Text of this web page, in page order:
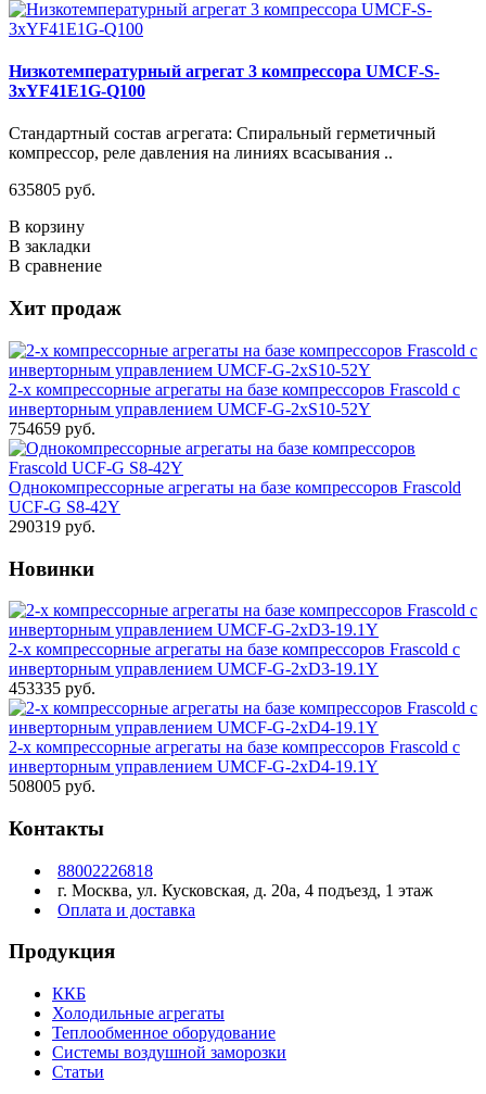
Низкотемпературный агрегат 3 компрессора UMCF-S-
3хYF41E1G-Q100
Стандартный состав агрегата: Спиральный герметичный
компрессор, реле давления на линиях всасывания ..
635805 руб.
В корзину
В закладки
В сравнение
Хит продаж
2-х компрессорные агрегаты на базе компрессоров Frascold с
инверторным управлением UMCF-G-2xS10-52Y
754659 руб.
Однокомпрессорные агрегаты на базе компрессоров Frascold
UCF-G S8-42Y
290319 руб.
Новинки
2-х компрессорные агрегаты на базе компрессоров Frascold с
инверторным управлением UMCF-G-2xD3-19.1Y
453335 руб.
2-х компрессорные агрегаты на базе компрессоров Frascold с
инверторным управлением UMCF-G-2xD4-19.1Y
508005 руб.
Контакты
88002226818
г. Москва, ул. Кусковская, д. 20а, 4 подъезд, 1 этаж
Оплата и доставка
Продукция
ККБ
Холодильные агрегаты
Теплообменное оборудование
Системы воздушной заморозки
Статьи